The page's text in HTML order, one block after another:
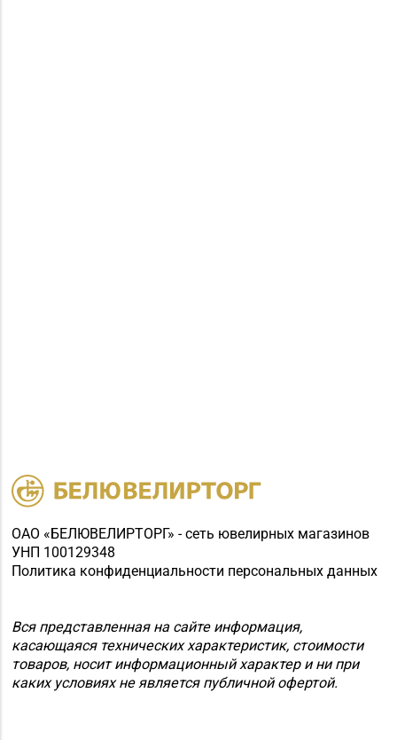
ОАО «БЕЛЮВЕЛИРТОРГ» - сеть ювелирных магазинов
УНП 100129348
Политика конфиденциальности персональных данных
Вся представленная на сайте информация,
касающаяся технических характеристик, стоимости
товаров, носит информационный характер и ни при
каких условиях не является публичной офертой.